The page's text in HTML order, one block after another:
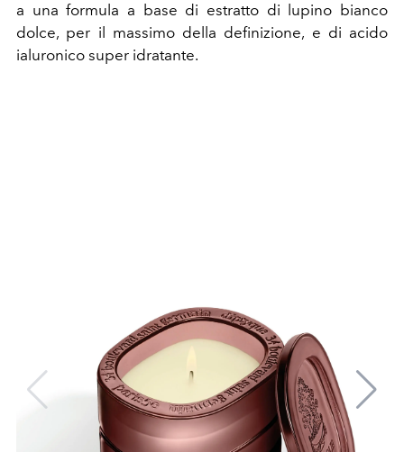
a una formula a base di estratto di lupino bianco
dolce, per il massimo della definizione, e di acido
ialuronico super idratante.